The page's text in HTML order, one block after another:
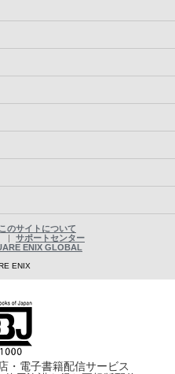
このサイトについて
サポートセンター
ENIX GLOBAL
ENIX
・電子書籍配信サービス